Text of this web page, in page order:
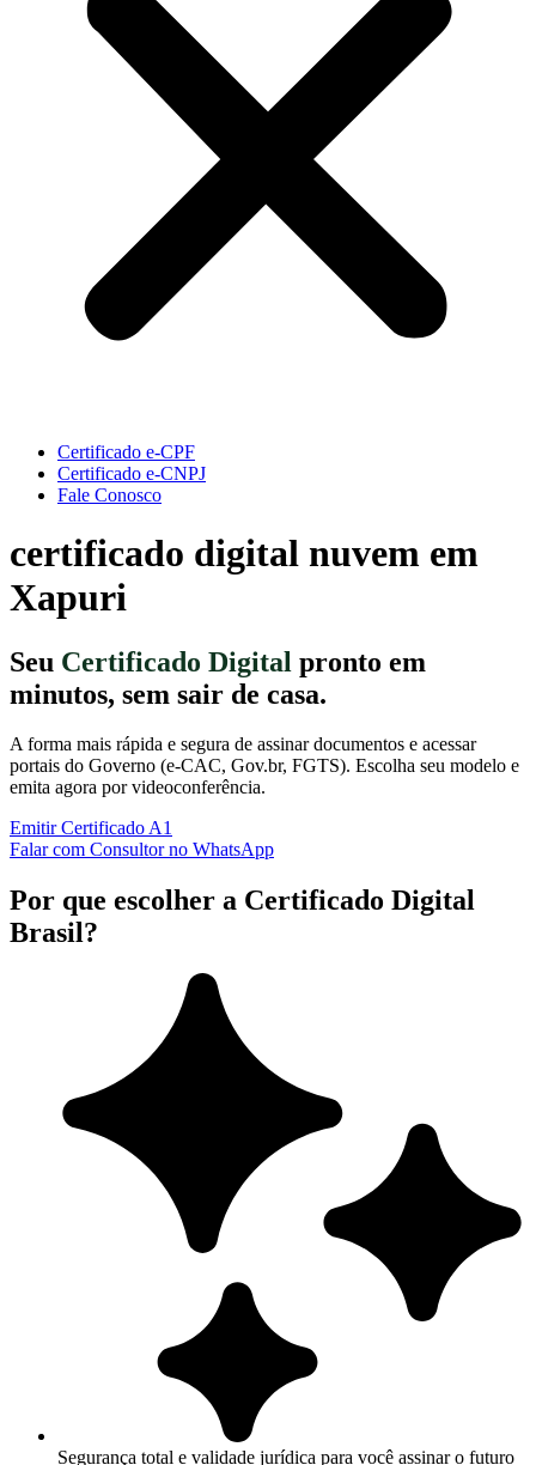
Certificado e-CPF
Certificado e-CNPJ
Fale Conosco
certificado digital nuvem em
Xapuri
Seu Certificado Digital pronto em
minutos, sem sair de casa.
A forma mais rápida e segura de assinar documentos e acessar
portais do Governo (e-CAC, Gov.br, FGTS). Escolha seu modelo e
emita agora por videoconferência.
Emitir Certificado A1
Falar com Consultor no WhatsApp
Por que escolher a Certificado Digital
Brasil?
Segurança total e validade jurídica para você assinar o futuro